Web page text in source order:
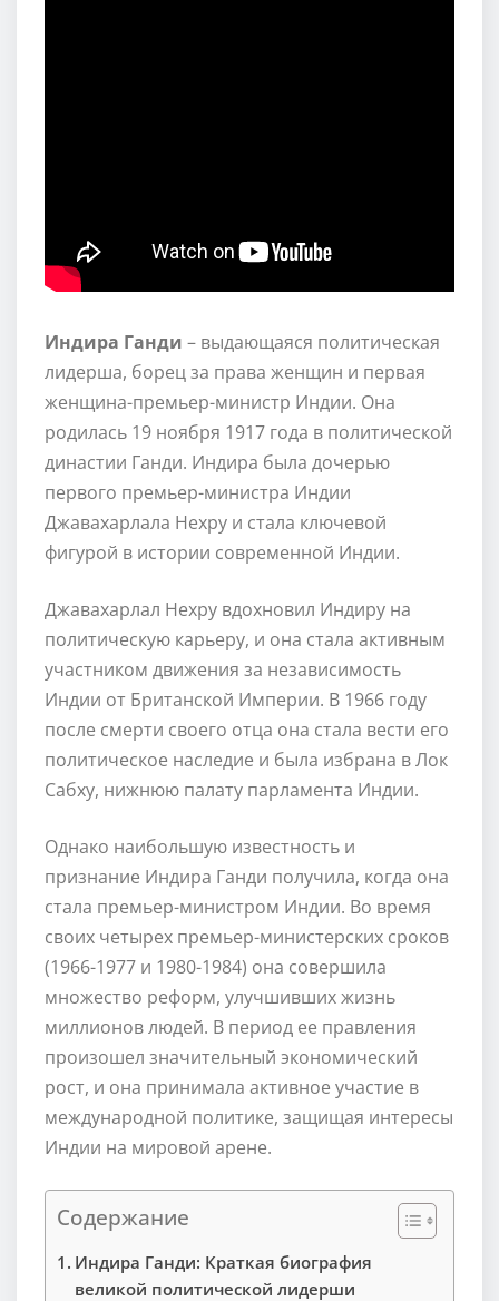
Индира Ганди – выдающаяся политическая
лидерша, борец за права женщин и первая
женщина-премьер-министр Индии. Она
родилась 19 ноября 1917 года в политической
династии Ганди. Индира была дочерью
первого премьер-министра Индии
Джавахарлала Нехру и стала ключевой
фигурой в истории современной Индии.
Джавахарлал Нехру вдохновил Индиру на
политическую карьеру, и она стала активным
участником движения за независимость
Индии от Британской Империи. В 1966 году
после смерти своего отца она стала вести его
политическое наследие и была избрана в Лок
Сабху, нижнюю палату парламента Индии.
Однако наибольшую известность и
признание Индира Ганди получила, когда она
стала премьер-министром Индии. Во время
своих четырех премьер-министерских сроков
(1966-1977 и 1980-1984) она совершила
множество реформ, улучшивших жизнь
миллионов людей. В период ее правления
произошел значительный экономический
рост, и она принимала активное участие в
международной политике, защищая интересы
Индии на мировой арене.
Содержание
Индира Ганди: Краткая биография
великой политической лидерши